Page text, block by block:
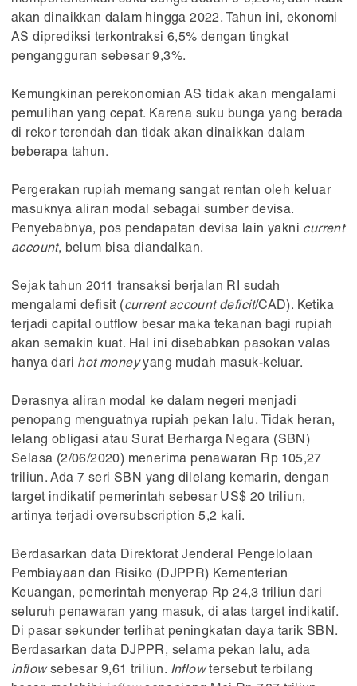
akan dinaikkan dalam hingga 2022. Tahun ini, ekonomi
AS diprediksi terkontraksi 6,5% dengan tingkat
pengangguran sebesar 9,3%.
Kemungkinan perekonomian AS tidak akan mengalami
pemulihan yang cepat. Karena suku bunga yang berada
di rekor terendah dan tidak akan dinaikkan dalam
beberapa tahun.
Pergerakan rupiah memang sangat rentan oleh keluar
masuknya aliran modal sebagai sumber devisa.
Penyebabnya, pos pendapatan devisa lain yakni current
account, belum bisa diandalkan.
Sejak tahun 2011 transaksi berjalan RI sudah
mengalami defisit (current account deficit/CAD). Ketika
terjadi capital outflow besar maka tekanan bagi rupiah
akan semakin kuat. Hal ini disebabkan pasokan valas
hanya dari hot moneyyang mudah masuk-keluar.
Derasnya aliran modal ke dalam negeri menjadi
penopang menguatnya rupiah pekan lalu. Tidak heran,
lelang obligasi atau Surat Berharga Negara (SBN)
Selasa (2/06/2020) menerima penawaran Rp 105,27
triliun. Ada 7 seri SBN yang dilelang kemarin, dengan
target indikatif pemerintah sebesar US$ 20 triliun,
artinya terjadi oversubscription 5,2 kali.
Berdasarkan data Direktorat Jenderal Pengelolaan
Pembiayaan dan Risiko (DJPPR) Kementerian
Keuangan, pemerintah menyerap Rp 24,3 triliun dari
seluruh penawaran yang masuk, di atas target indikatif.
Di pasar sekunder terlihat peningkatan daya tarik SBN.
Berdasarkan data DJPPR, selama pekan lalu, ada
inflow sebesar 9,61 triliun. Inflowtersebut terbilang